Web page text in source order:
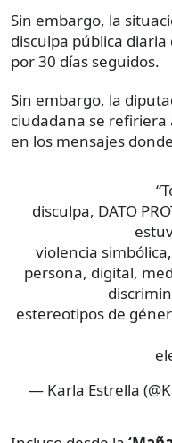
Sin embargo, la
disculpa pública
por 30 días seguidos.
Sin embargo, la
ciudadana se refiriera
en los mensajes
disculpa, DATO
violencia
persona, digital,
estereotipos de
— Karla Estrella